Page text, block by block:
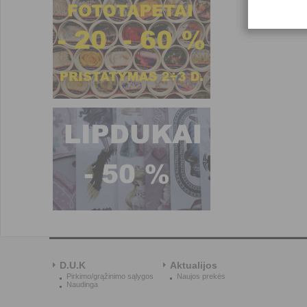
dekoravimui skirtą
suformuodami norimą
D.U.K
Pirkimo/grąžinimo sąlygos
Naudinga
Aktualijos
Naujos prekės